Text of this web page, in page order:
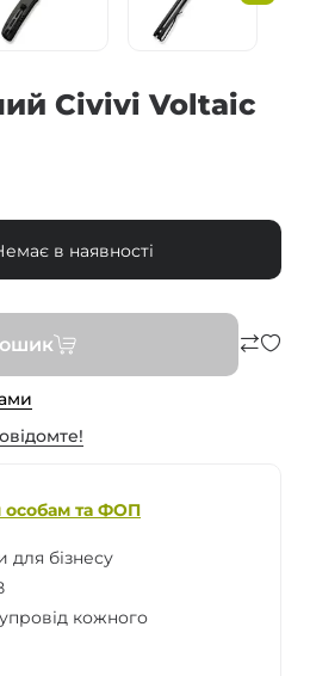
Civivi Voltaic
в наявності
та ФОП
для бізнесу
кожного